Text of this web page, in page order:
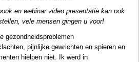
en webinar video presentatie kan ook
vele mensen gingen u voor!
gezondheidsproblemen
pijnlijke gewrichten en spieren en
hielpen niet. Ik werd in